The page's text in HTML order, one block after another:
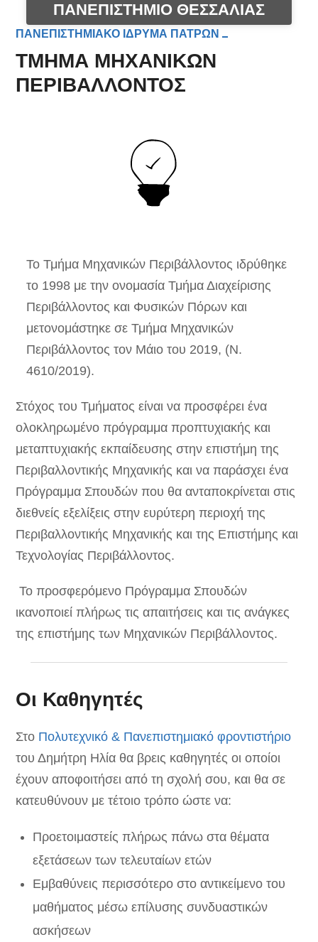
ΠΑΝΕΠΙΣΤΗΜΙΟ ΘΕΣΣΑΛΙΑΣ
ΠΑΝΕΠΙΣΤΗΜΙΑΚΟ ΙΔΡΥΜΑ ΠΑΤΡΩΝ
ΤΜΗΜΑ ΜΗΧΑΝΙΚΩΝ
ΠΕΡΙΒΑΛΛΟΝΤΟΣ
Το Τμήμα Μηχανικών Περιβάλλοντος ιδρύθηκε
το 1998 με την ονομασία Τμήμα Διαχείρισης
Περιβάλλοντος και Φυσικών Πόρων και
μετονομάστηκε σε Τμήμα Μηχανικών
Περιβάλλοντος τον Μάιο του 2019, (Ν.
4610/2019).
Στόχος του Τμήματος είναι να προσφέρει ένα
ολοκληρωμένο πρόγραμμα προπτυχιακής και
μεταπτυχιακής εκπαίδευσης στην επιστήμη της
Περιβαλλοντικής Μηχανικής και να παράσχει ένα
Πρόγραμμα Σπουδών που θα ανταποκρίνεται στις
διεθνείς εξελίξεις στην ευρύτερη περιοχή της
Περιβαλλοντικής Μηχανικής και της Επιστήμης και
Τεχνολογίας Περιβάλλοντος.
Το προσφερόμενο Πρόγραμμα Σπουδών
ικανοποιεί πλήρως τις απαιτήσεις και τις ανάγκες
της επιστήμης των Μηχανικών Περιβάλλοντος.
Οι Καθηγητές
Στο Πολυτεχνικό & Πανεπιστημιακό φροντιστήριο
του Δημήτρη Ηλία θα βρεις καθηγητές οι οποίοι
έχουν αποφοιτήσει από τη σχολή σου, και θα σε
κατευθύνουν με τέτοιο τρόπο ώστε να:
Προετοιμαστείς πλήρως πάνω στα θέματα
εξετάσεων των τελευταίων ετών
Εμβαθύνεις περισσότερο στο αντικείμενο του
μαθήματος μέσω επίλυσης συνδυαστικών
ασκήσεων